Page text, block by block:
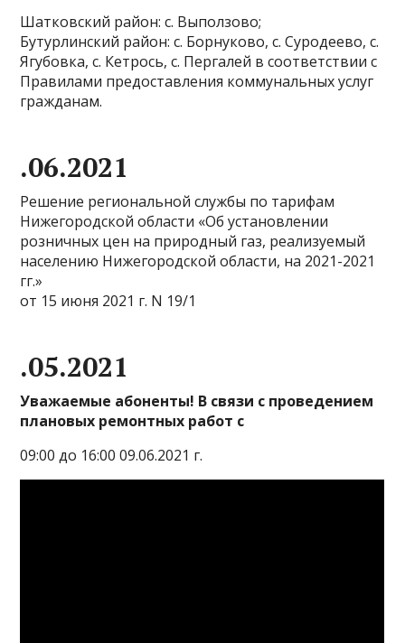
Шатковский район: с. Выползово;
Бутурлинский район: с. Борнуково, с. Суродеево, с.
Ягубовка, с. Кетрось, с. Пергалей в соответствии с
Правилами предоставления коммунальных услуг
гражданам.
.06.2021
Решение региональной службы по тарифам
Нижегородской области «Об установлении
розничных цен на природный газ, реализуемый
населению Нижегородской области, на 2021-2021
гг.»
от 15 июня 2021 г. N 19/1
.05.2021
Уважаемые абоненты! В связи с проведением
плановых ремонтных работ с
09:00 до 16:00 09.06.2021 г.